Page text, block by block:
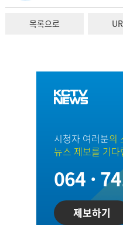
목록으로
시청자 여러분의
뉴스 제보를 기다
064 ·
제보하기